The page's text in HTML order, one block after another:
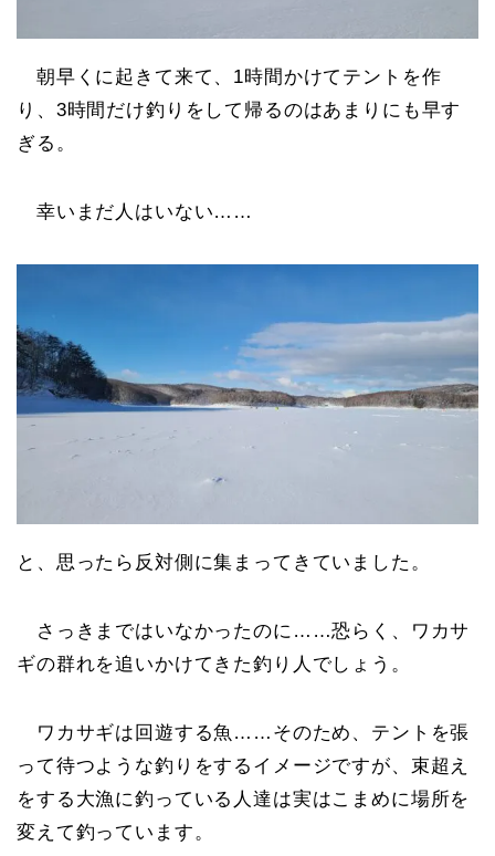
朝早くに起きて来て、1時間かけてテントを作
り、3時間だけ釣りをして帰るのはあまりにも早す
ぎる。
幸いまだ人はいない……
と、思ったら反対側に集まってきていました。
さっきまではいなかったのに……恐らく、ワカサ
ギの群れを追いかけてきた釣り人でしょう。
ワカサギは回遊する魚……そのため、テントを張
って待つような釣りをするイメージですが、束超え
をする大漁に釣っている人達は実はこまめに場所を
変えて釣っています。